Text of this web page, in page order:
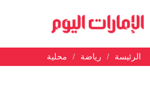
الرئيسة رياضة محلية